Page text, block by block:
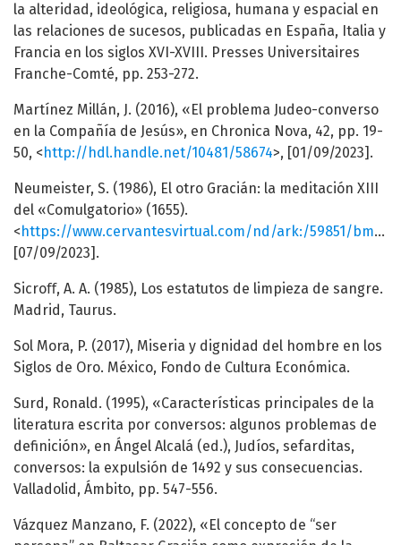
la alteridad, ideológica, religiosa, humana y espacial en
las relaciones de sucesos, publicadas en España, Italia y
Francia en los siglos XVI-XVIII. Presses Universitaires
Franche-Comté, pp. 253-272.
Martínez Millán, J. (2016), «El problema Judeo-converso
en la Compañía de Jesús», en Chronica Nova, 42, pp. 19-
50, <http://hdl.handle.net/10481/58674>, [01/09/2023].
Neumeister, S. (1986), El otro Gracián: la meditación XIII
del «Comulgatorio» (1655).
<https://www.cervantesvirtual.com/nd/ark:/59851/bmcj10j7
[07/09/2023].
Sicroﬀ, A. A. (1985), Los estatutos de limpieza de sangre.
Madrid, Taurus.
Sol Mora, P. (2017), Miseria y dignidad del hombre en los
Siglos de Oro. México, Fondo de Cultura Económica.
Surd, Ronald. (1995), «Características principales de la
literatura escrita por conversos: algunos problemas de
definición», en Ángel Alcalá (ed.), Judíos, sefarditas,
conversos: la expulsión de 1492 y sus consecuencias.
Valladolid, Ámbito, pp. 547-556.
Vázquez Manzano, F. (2022), «El concepto de “ser